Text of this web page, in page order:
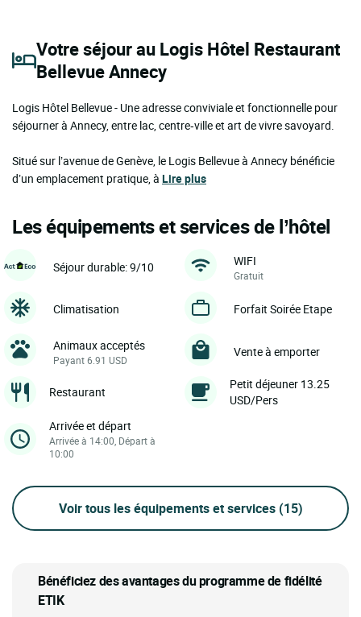
Votre séjour au Logis Hôtel Restaurant
Bellevue Annecy
Logis Hôtel Bellevue - Une adresse conviviale et fonctionnelle pour
séjourner à Annecy, entre lac, centre‑ville et art de vivre savoyard.
Situé sur l’avenue de Genève, le Logis Bellevue à Annecy bénéficie
d’un emplacement pratique, à Lire plus
Les équipements et services de l’hôtel
Séjour durable: 9/10 WIFI
Gratuit
Climatisation Forfait Soirée Etape
Animaux acceptés
Payant 6.91 USD
Vente à emporter
Restaurant
Petit déjeuner 13.25
USD/Pers
Arrivée et départ
Arrivée à 14:00, Départ à
10:00
Voir tous les équipements et services (15)
Bénéficiez des avantages du programme de fidélité
ETIK